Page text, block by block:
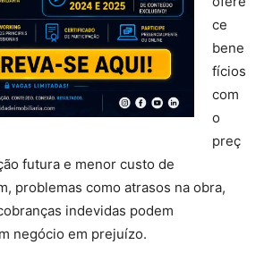
ce
bene
fícios
com
o
preç
futura e menor custo de
problemas como atrasos na obra,
indevidas podem
negócio em prejuízo.